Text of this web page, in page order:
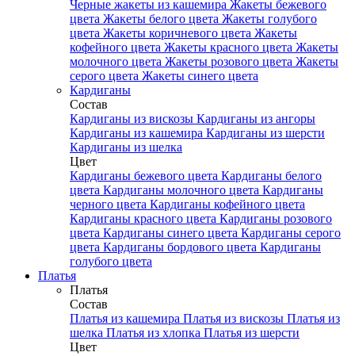
Черные жакеты из кашемира Жакеты бежевого
цвета Жакеты белого цвета Жакеты голубого
цвета Жакеты коричневого цвета Жакеты
кофейного цвета Жакеты красного цвета Жакеты
молочного цвета Жакеты розового цвета Жакеты
серого цвета Жакеты синего цвета
Кардиганы
Состав
Кардиганы из вискозы Кардиганы из ангоры
Кардиганы из кашемира Кардиганы из шерсти
Кардиганы из шелка
Цвет
Кардиганы бежевого цвета Кардиганы белого
цвета Кардиганы молочного цвета Кардиганы
черного цвета Кардиганы кофейного цвета
Кардиганы красного цвета Кардиганы розового
цвета Кардиганы синего цвета Кардиганы серого
цвета Кардиганы бордового цвета Кардиганы
голубого цвета
Платья
Платья
Состав
Платья из кашемира Платья из вискозы Платья из
шелка Платья из хлопка Платья из шерсти
Цвет